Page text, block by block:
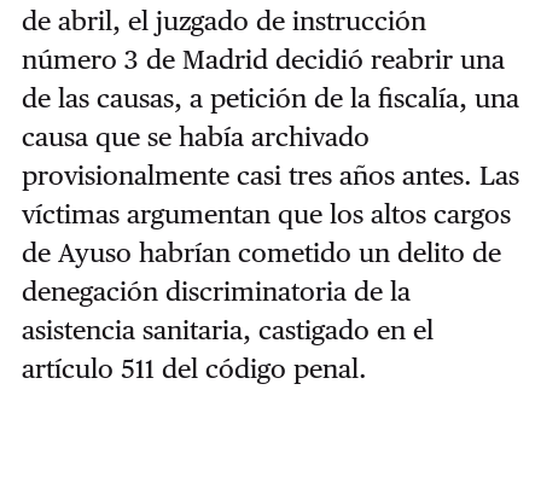
de abril, el juzgado de instrucción
número 3 de Madrid decidió reabrir una
de las causas, a petición de la fiscalía, una
causa que se había archivado
provisionalmente casi tres años antes. Las
víctimas argumentan que los altos cargos
de Ayuso habrían cometido un delito de
denegación discriminatoria de la
asistencia sanitaria, castigado en el
artículo 511 del código penal.